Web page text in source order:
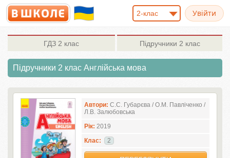
2-клас
ГДЗ 2 клас Підручники 2 клас
Підручники 2 клас Англiйська мова
Автори: С.С. Губарєва / О.М. Павліченко /
Л.В. Залюбовська
Рік: 2019
Клас:
2